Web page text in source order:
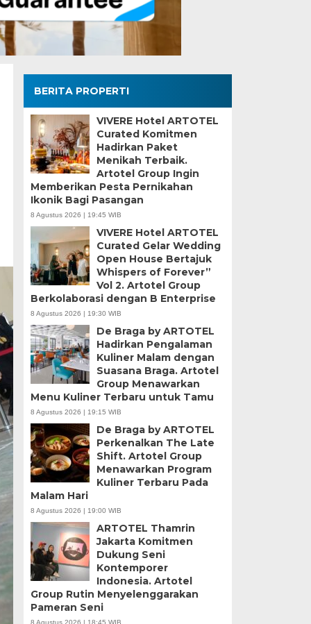
BERITA PROPERTI
VIVERE Hotel ARTOTEL
Curated Komitmen
Hadirkan Paket
Menikah Terbaik.
Artotel Group Ingin
Memberikan Pesta Pernikahan
Ikonik Bagi Pasangan
8 Agustus 2026 | 19:45 WIB
VIVERE Hotel ARTOTEL
Curated Gelar Wedding
Open House Bertajuk
Whispers of Forever”
Vol 2. Artotel Group
Berkolaborasi dengan B Enterprise
8 Agustus 2026 | 19:30 WIB
De Braga by ARTOTEL
Hadirkan Pengalaman
Kuliner Malam dengan
Suasana Braga. Artotel
Group Menawarkan
Menu Kuliner Terbaru untuk Tamu
8 Agustus 2026 | 19:15 WIB
De Braga by ARTOTEL
Perkenalkan The Late
Shift. Artotel Group
Menawarkan Program
Kuliner Terbaru Pada
Malam Hari
8 Agustus 2026 | 19:00 WIB
ARTOTEL Thamrin
Jakarta Komitmen
Dukung Seni
Kontemporer
Indonesia. Artotel
Group Rutin Menyelenggarakan
Pameran Seni
8 Agustus 2026 | 18:45 WIB